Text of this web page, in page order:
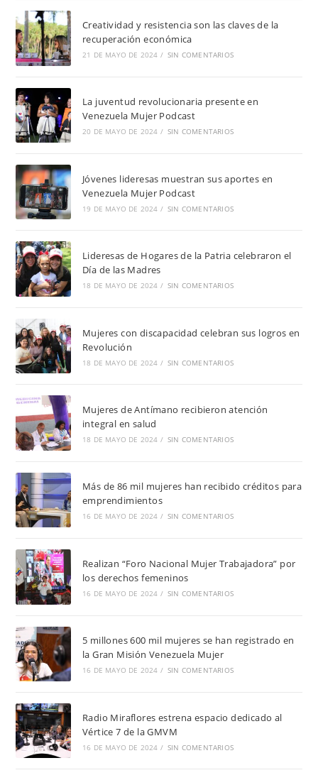
Creatividad y resistencia son las claves de la
recuperación económica
21 DE MAYO DE 2024 / SIN COMENTARIOS
La juventud revolucionaria presente en
Venezuela Mujer Podcast
20 DE MAYO DE 2024 / SIN COMENTARIOS
Jóvenes lideresas muestran sus aportes en
Venezuela Mujer Podcast
19 DE MAYO DE 2024 / SIN COMENTARIOS
Lideresas de Hogares de la Patria celebraron el
Día de las Madres
18 DE MAYO DE 2024 / SIN COMENTARIOS
Mujeres con discapacidad celebran sus logros en
Revolución
18 DE MAYO DE 2024 / SIN COMENTARIOS
Mujeres de Antímano recibieron atención
integral en salud
18 DE MAYO DE 2024 / SIN COMENTARIOS
Más de 86 mil mujeres han recibido créditos para
emprendimientos
16 DE MAYO DE 2024 / SIN COMENTARIOS
Realizan “Foro Nacional Mujer Trabajadora” por
los derechos femeninos
16 DE MAYO DE 2024 / SIN COMENTARIOS
5 millones 600 mil mujeres se han registrado en
la Gran Misión Venezuela Mujer
16 DE MAYO DE 2024 / SIN COMENTARIOS
Radio Miraflores estrena espacio dedicado al
Vértice 7 de la GMVM
16 DE MAYO DE 2024 / SIN COMENTARIOS